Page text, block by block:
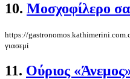
10. Μοσχοφίλερο
https://
γιασεμί
11. Ούριος